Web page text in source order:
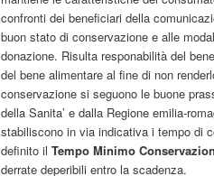
confronti dei beneficiari della
buon stato di conservazione e alle
donazione. Risulta responabilità del
del bene alimentare al fine di non
conservazione si seguono le buone
della Sanita’ e dalla Regione emilia-
stabiliscono in via indicativa i tempo di
definito il Tempo Minimo
derrate deperibili entro la scadenza.